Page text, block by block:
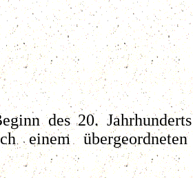
des 20. Jahrhunderts
einem übergeordneten